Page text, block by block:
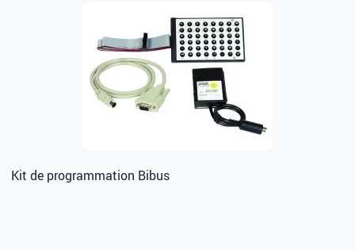
loi accessibilité, utiliser le module caméra pour offrir
la vidéo dans l’installation.
Kit de programmation Bibus